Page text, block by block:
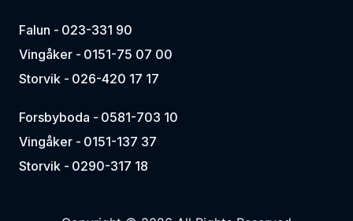
Falun - 023-331 90
Vingåker - 0151-75 07 00
Storvik - 026-420 17 17
Forsbyboda - 0581-703 10
Vingåker - 0151-137 37
Storvik - 0290-317 18